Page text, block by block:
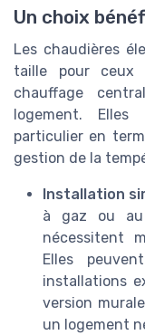
Un choix
Les chaudières
taille pour ceux
chauffage
logement.
particulier en
gestion de la
Installation
à gaz ou au
nécessitent
Elles
installations
version
un logement